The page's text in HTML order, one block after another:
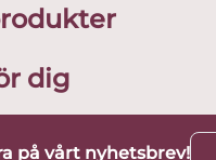
dig
på vårt nyhetsbrev!